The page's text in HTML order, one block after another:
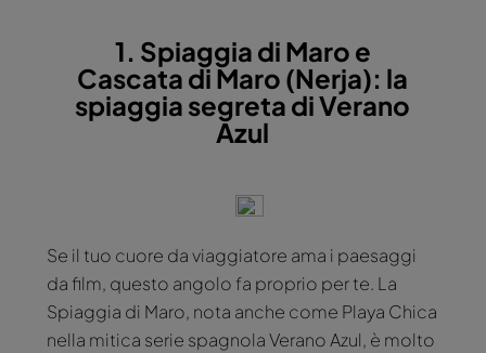
1. Spiaggia di Maro e
Cascata di Maro (Nerja): la
spiaggia segreta di Verano
Azul
Se il tuo cuore da viaggiatore ama i paesaggi
da film, questo angolo fa proprio per te. La
Spiaggia di Maro, nota anche come Playa Chica
nella mitica serie spagnola Verano Azul, è molto